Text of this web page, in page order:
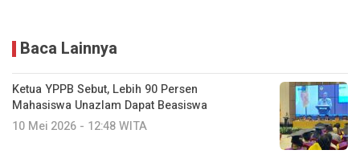
Baca Lainnya
Ketua YPPB Sebut, Lebih 90 Persen
Mahasiswa Unazlam Dapat Beasiswa
10 Mei 2026 - 12:48 WITA